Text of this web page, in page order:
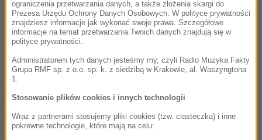
Trzęsienie było odczuwalne w Macedonii
Północnej, Albanii, Czarnogórze i Kosowie.
Grecja leży na głównych uskokach geologicznych i
ograniczenia przetwarzania danych, a także złożenia skargi do
Prezesa Urzędu Ochrony Danych Osobowych. W polityce prywatności
znajdziesz informacje jak wykonać swoje prawa. Szczegółowe
informacje na temat przetwarzania Twoich danych znajdują się w
polityce prywatności.
Administratorem tych danych jesteśmy my, czyli Radio Muzyka Fakty
Grupa RMF sp. z o.o. sp. k. z siedzibą w Krakowie, al. Waszyngtona
1.
Stosowanie plików cookies i innych technologii
Wraz z partnerami stosujemy pliki cookies (tzw. ciasteczka) i inne
pokrewne technologie, które mają na celu: